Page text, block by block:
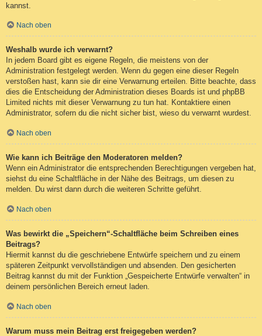
kannst.
Nach oben
Weshalb wurde ich verwarnt?
In jedem Board gibt es eigene Regeln, die meistens von der
Administration festgelegt werden. Wenn du gegen eine dieser Regeln
verstoßen hast, kann sie dir eine Verwarnung erteilen. Bitte beachte, dass
dies die Entscheidung der Administration dieses Boards ist und phpBB
Limited nichts mit dieser Verwarnung zu tun hat. Kontaktiere einen
Administrator, sofern du die nicht sicher bist, wieso du verwarnt wurdest.
Nach oben
Wie kann ich Beiträge den Moderatoren melden?
Wenn ein Administrator die entsprechenden Berechtigungen vergeben hat,
siehst du eine Schaltfläche in der Nähe des Beitrags, um diesen zu
melden. Du wirst dann durch die weiteren Schritte geführt.
Nach oben
Was bewirkt die „Speichern“-Schaltfläche beim Schreiben eines
Beitrags?
Hiermit kannst du die geschriebene Entwürfe speichern und zu einem
späteren Zeitpunkt vervollständigen und absenden. Den gesicherten
Beitrag kannst du mit der Funktion „Gespeicherte Entwürfe verwalten“ in
deinem persönlichen Bereich erneut laden.
Nach oben
Warum muss mein Beitrag erst freigegeben werden?